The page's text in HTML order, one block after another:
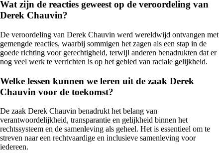
Wat zijn de reacties geweest op de veroordeling van
Derek Chauvin?
De veroordeling van Derek Chauvin werd wereldwijd ontvangen met
gemengde reacties, waarbij sommigen het zagen als een stap in de
goede richting voor gerechtigheid, terwijl anderen benadrukten dat er
nog veel werk te verrichten is op het gebied van raciale gelijkheid.
Welke lessen kunnen we leren uit de zaak Derek
Chauvin voor de toekomst?
De zaak Derek Chauvin benadrukt het belang van
verantwoordelijkheid, transparantie en gelijkheid binnen het
rechtssysteem en de samenleving als geheel. Het is essentieel om te
streven naar een rechtvaardige en inclusieve samenleving voor
iedereen.